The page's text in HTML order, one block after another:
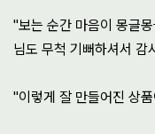
"보는 순간 마음이 몽글
님도 무척 기뻐하셔서 감
"이렇게 잘 만들어진 상